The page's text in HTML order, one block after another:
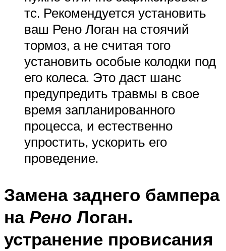
тс. Рекомендуется установить
ваш Рено Логан на стоячий
тормоз, а не считая того
установить особые колодки под
его колеса. Это даст шанс
предупредить травмы в свое
время запланированного
процесса, и естественно
упростить, ускорить его
проведение.
Замена заднего бампера
на Рено Логан.
устранение провисания